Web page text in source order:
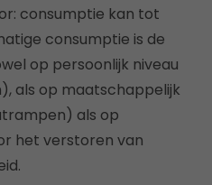
consumptie kan tot
consumptie is de
op persoonlijk niveau
als op maatschappelijk
als op
het verstoren van